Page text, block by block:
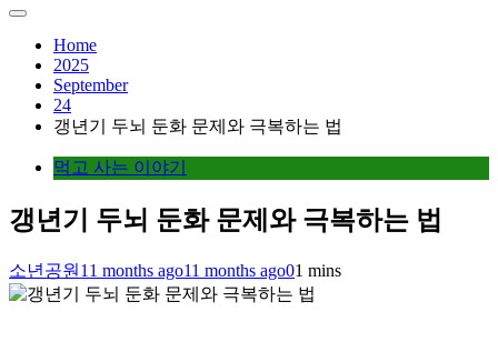
Home
2025
September
24
갱년기 두뇌 둔화 문제와 극복하는 법
먹고 사는 이야기
갱년기 두뇌 둔화 문제와 극복하는 법
소년공원 11 months ago11 months ago01 mins